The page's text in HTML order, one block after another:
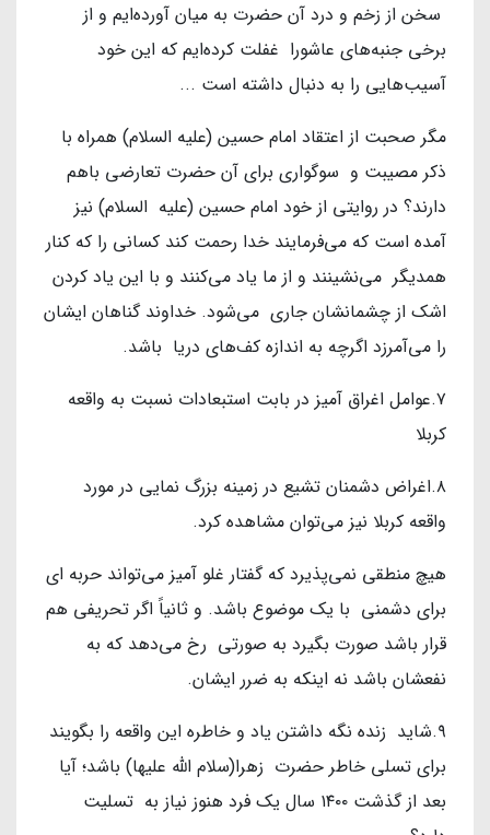
سخن از زخم و درد آن حضرت به میان آورده‌ایم و از
برخی جنبه‌های عاشورا غفلت کرده‌ایم که این خود
آسیب‌هایی را به دنبال داشته است ...
مگر صحبت از اعتقاد امام حسین (علیه السلام) همراه با
ذکر مصیبت و سوگواری برای آن حضرت تعارضی باهم
دارند؟ در روایتی از خود امام حسین (علیه السلام) نیز
آمده است که می‌فرمایند خدا رحمت کند کسانی را که کنار
همدیگر می‌نشینند و از ما یاد می‌کنند و با این یاد کردن
اشک از چشمانشان جاری می‌شود. خداوند گناهان ایشان
را می‌آمرزد اگرچه به اندازه کف‌های دریا باشد.
۷.عوامل اغراق آمیز در بابت استبعادات نسبت به واقعه
کربلا
۸.اغراض دشمنان تشیع در زمینه بزرگ نمایی در مورد
واقعه کربلا نیز می‌توان مشاهده کرد.
هیچ منطقی نمی‌پذیرد که گفتار غلو آمیز می‌تواند حربه ای
برای دشمنی با یک موضوع باشد. و ثانیاً اگر تحریفی هم
قرار باشد صورت بگیرد به صورتی رخ می‌دهد که به
نفعشان باشد نه اینکه به ضرر ایشان.
۹.شاید زنده نگه داشتن یاد و خاطره این واقعه را بگویند
برای تسلی خاطر حضرت زهرا(سلام الله علیها) باشد؛ آیا
بعد از گذشت ۱۴۰۰ سال یک فرد هنوز نیاز به تسلیت